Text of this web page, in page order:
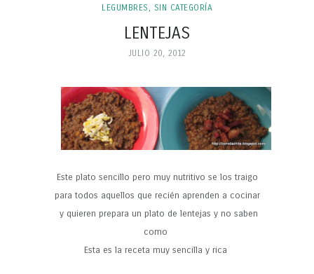
LEGUMBRES , SIN CATEGORÍA
LENTEJAS
JULIO 20, 2012
Este plato sencillo pero muy nutritivo se los traigo
para todos aquellos que recién aprenden a cocinar
y quieren prepara un plato de lentejas y no saben
como
Esta es la receta muy sencilla y rica